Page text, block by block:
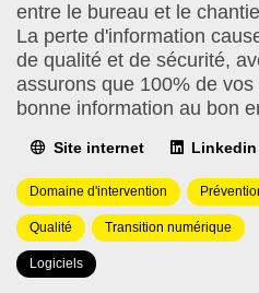
entre le bureau et le
La perte d'information
de qualité et de sécurité,
assurons que 100% de
bonne information au bon
Site internet Linkedin
Domaine(s)
d'intervention
Domaine d'intervention
Qualité Transition numérique
Type(s)
de
Logiciels